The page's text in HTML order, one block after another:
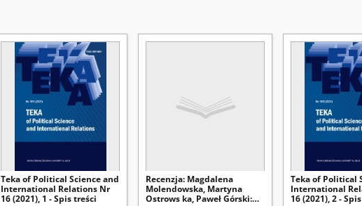
Teka of Political Science and
International Relations Nr
16 (2021), 1 - Spis treści
Recenzja: Magdalena
Molendowska, Martyna
Ostrows ka, Paweł Górski:
Teka of Political
International
16 (2021), 2 -